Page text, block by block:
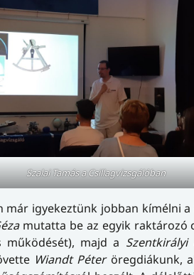
Szalai Tamás a Csillagvizsgálóban
már igyekeztünk jobban kímélni
mutatta be az egyik raktározó
működését), majd a
Wiandt Péteröregdiákunk,